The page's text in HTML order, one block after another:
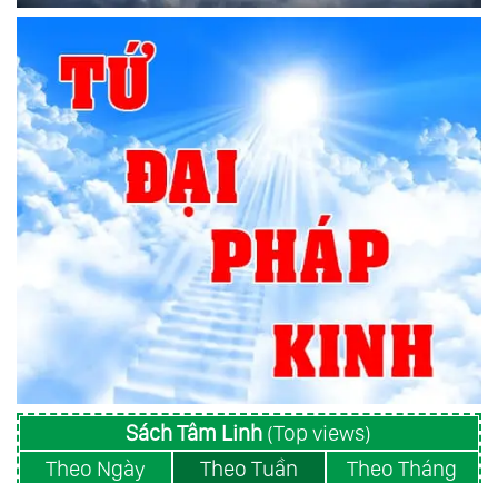
Sách Tâm Linh (Top views)
Theo Ngày
Theo Tuần Theo Tháng